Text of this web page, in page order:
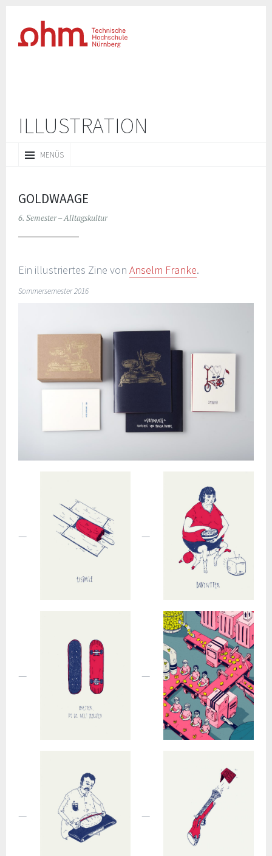
ILLUSTRATION
MENÜS
INHALT
GOLDWAAGE
6. Semester – Alltagskultur
Ein illustriertes Zine von Anselm Franke.
Sommersemester 2016